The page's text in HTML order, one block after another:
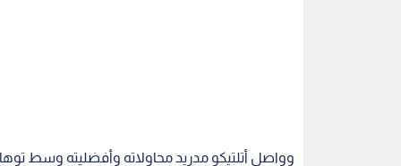
وواصل أتلتيكو مدريد محاولاته وأفضليته وسط